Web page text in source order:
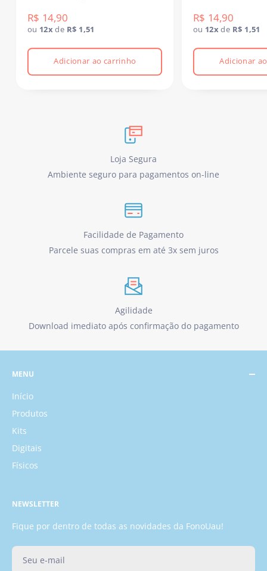
R$ 14,90
ou 12x de R$ 1,51
Adicionar ao carrinho
R$ 14,90
ou 12x de R$ 1,51
Adicionar
Loja Segura
Ambiente seguro para pagamentos on-line
Facilidade de Pagamento
Parcele suas compras em até 3x sem juros
Agilidade
Download imediato após confirmação do pagamento
MENU
Início
Produtos
Kits
Digitais
Físicos
NEWSLETTER
Fique por dentro de todas as novidades da FonoUau!
Seu e-mail